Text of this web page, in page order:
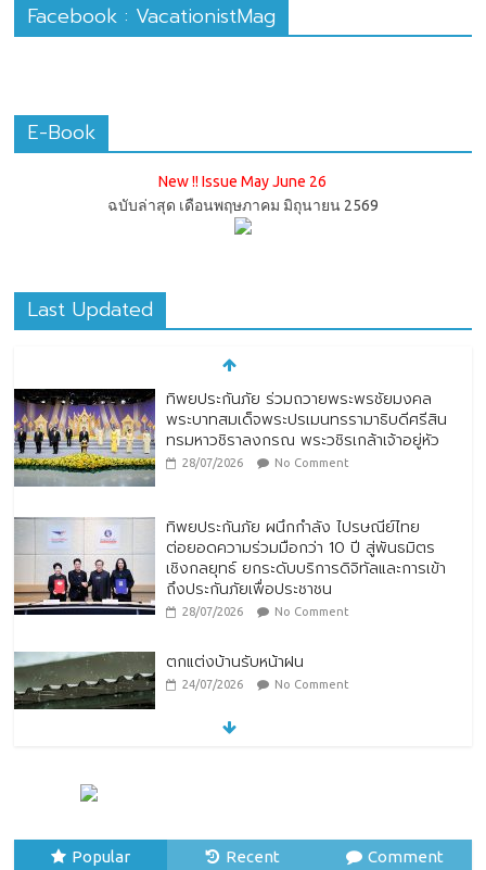
Facebook : VacationistMag
E-Book
New !! Issue May June 26
ฉบับล่าสุด เดือนพฤษภาคม มิถุนายน 2569
Last Updated
ทิพยประกันภัย ผนึกกำลัง ไปรษณีย์ไทย
ต่อยอดความร่วมมือกว่า 10 ปี สู่พันธมิตร
เชิงกลยุทธ์ ยกระดับบริการดิจิทัลและการเข้า
ถึงประกันภัยเพื่อประชาชน
ตกแต่งบ้านรับหน้าฝน
24/07/2026 No Comment
หมู่บ้านโบราณหยุนสุ่ยเหยา (Yunshuiyao
Ancient Village) ประเทศจีน
28/07/2026 No Comment
Popular Recent Comment